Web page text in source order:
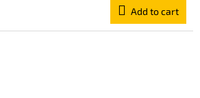
Add to cart